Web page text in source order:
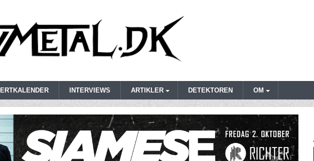
INTERVIEWS ARTIKLER DETEKTOREN OM